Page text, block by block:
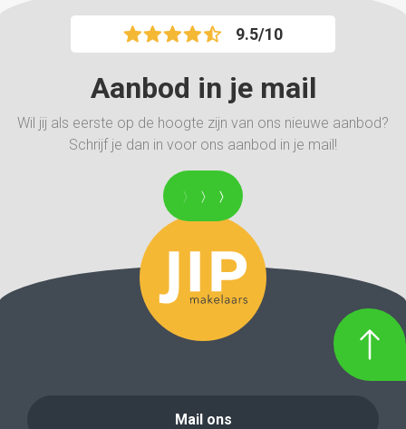
9.5/10
Aanbod in je mail
Wil jij als eerste op de hoogte zijn van ons nieuwe aanbod?
Schrijf je dan in voor ons aanbod in je mail!
Mail ons